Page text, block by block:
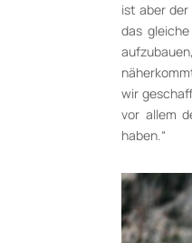
ist aber der
das
wir
vor allem
haben.“